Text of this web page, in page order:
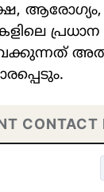
CONTACT